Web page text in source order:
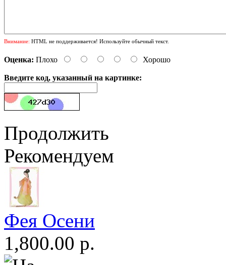
Внимание: HTML не поддерживается! Используйте обычный текст.
Оценка: Плохо Хорошо
Введите код, указанный на картинке:
Продолжить
Рекомендуем
Фея Осени
1,800.00 р.